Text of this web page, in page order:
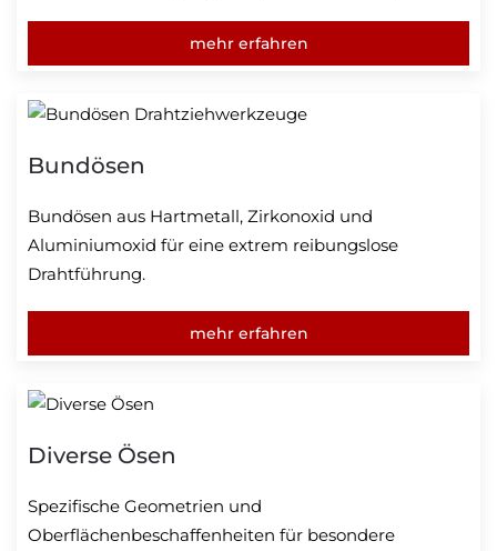
mehr erfahren
Bundösen
Bundösen aus Hartmetall, Zirkonoxid und
Aluminiumoxid für eine extrem reibungslose
Drahtführung.
mehr erfahren
Diverse Ösen
Spezifische Geometrien und
Oberflächenbeschaffenheiten für besondere